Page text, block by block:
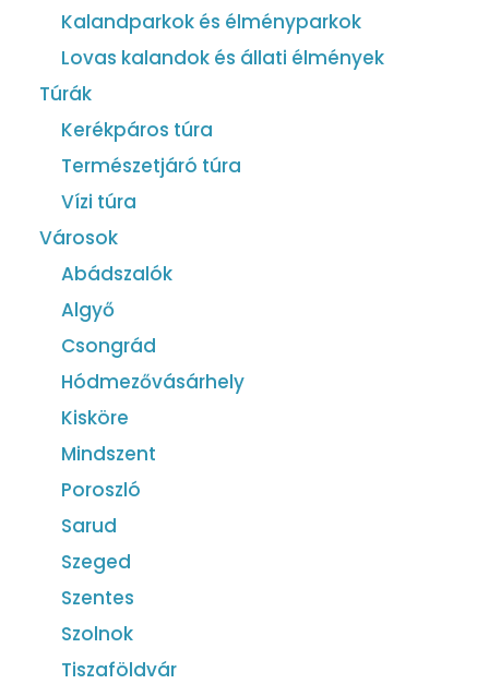
Kalandparkok és élményparkok
Lovas kalandok és állati élmények
Túrák
Kerékpáros túra
Természetjáró túra
Vízi túra
Városok
Abádszalók
Algyő
Csongrád
Hódmezővásárhely
Kisköre
Mindszent
Poroszló
Sarud
Szeged
Szentes
Szolnok
Tiszaföldvár